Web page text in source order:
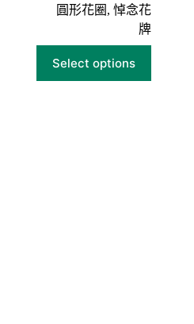
圓形花圈 ,悼念花
牌
Select options